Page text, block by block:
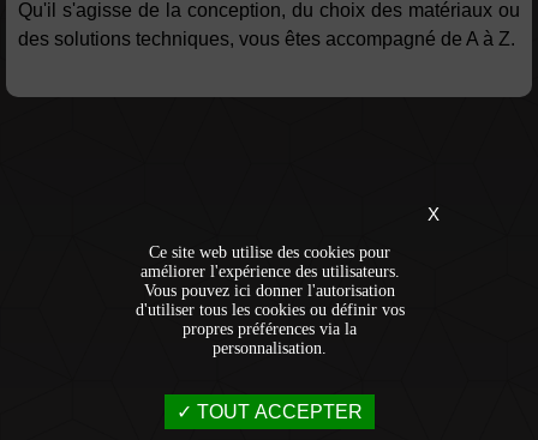
Qu'il s'agisse de la conception, du choix des matériaux ou
des solutions techniques, vous êtes accompagné de A à Z.
X
Ce site web utilise des cookies pour
améliorer l'expérience des utilisateurs.
Vous pouvez ici donner l'autorisation
d'utiliser tous les cookies ou définir vos
propres préférences via la
personnalisation.
TOUT ACCEPTER